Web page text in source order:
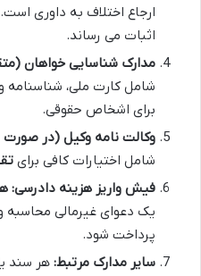
ارجاع اختلاف به داوری
اثبات می رساند.
مدارک شناسایی خواهان
شامل کارت ملی،
برای اشخاص حقوقی.
وکالت نامه وکیل (در صورت
شامل اختیارات کافی برای
فیش واریز هزینه دادرسی:
یک دعوای غیرمالی محاسبه
پرداخت شود.
سایر مدارک مرتبط: هر سند